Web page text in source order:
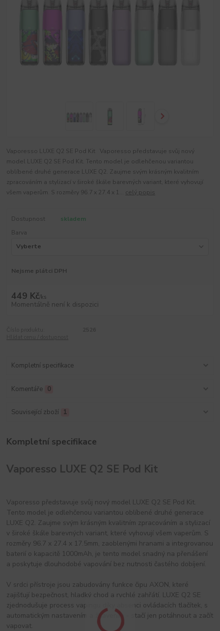
Vaporesso LUXE Q2 SE Pod Kit Vaporesso představuje svůj nový
model LUXE Q2 SE Pod Kit. Tento model je odlehčenou variantou
oblíbené druhé generace LUXE Q2. Zaujme svým krásným kvalitním
zpracováním a stylizací v široké škále barevných variant, které vyhovují
všem vaperům. S rozměry 96.7 x 27.4 x 1... celý popis
Dostupnost
skladem
Barva
Nejsme plátci DPH
449 Kč/ks
Momentálně není k dispozici
Kompletní specifikace
Komentáře 0
Související zboží 1
Kompletní specifikace
Vaporesso LUXE Q2 SE Pod Kit
Vaporesso představuje svůj nový model LUXE Q2 SE Pod Kit.
Tento model je odlehčenou variantou oblíbené druhé generace
LUXE Q2. Zaujme svým krásným kvalitním zpracováním a stylizací
v široké škále barevných variant, které vyhovují všem vaperům. S
rozměry 96.7 x 27.4 x 17.5mm, zaoblenými hranami a integrovanou
baterií o kapacitě 1000mAh, je tento model snadný na přenášení
a poskytuje dlouhodobé vapování bez nutnosti častého dobíjení.
V srdci přístroje jsou zabudovány funkce čipu AXON, které
zajišťují bezpečnost, hladký chod a rychlé zahřátí. LUXE Q2 SE
zjednodušuje process vapingu díky absenci ovládacích tlačítek, s
automatickým nastavením a žhavením - stačí jen potáhnout a začít
vapovat.